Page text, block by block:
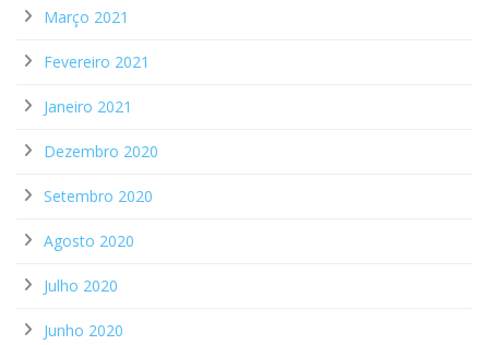
Março 2021
Fevereiro 2021
Janeiro 2021
Dezembro 2020
Setembro 2020
Agosto 2020
Julho 2020
Junho 2020